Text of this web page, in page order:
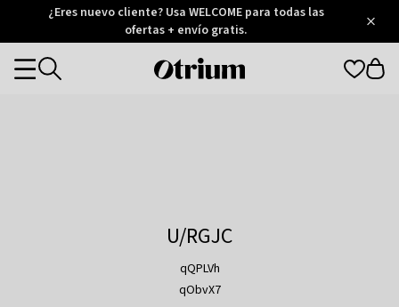
Otrium
Trustpilot
¿Eres nuevo cliente? Usa WELCOME para todas las
ofertas + envío gratis.
Otrium
Categories
U/RGJC
qQPLVh
qObvX7